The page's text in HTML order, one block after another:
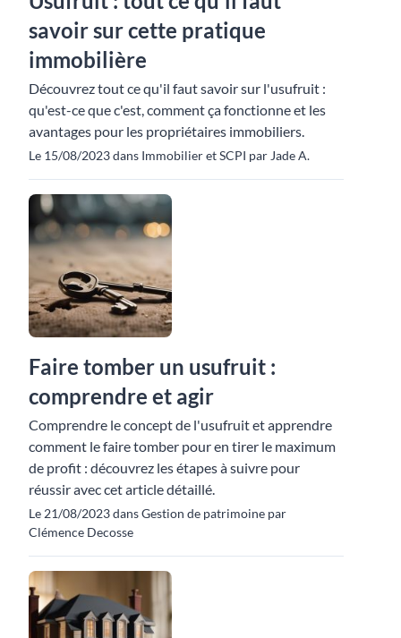
savoir sur cette pratique
immobilière
Découvrez tout ce qu'il faut savoir sur l'usufruit :
qu'est-ce que c'est, comment ça fonctionne et les
avantages pour les propriétaires immobiliers.
Le 15/08/2023 dans Immobilier et SCPI par Jade A.
Faire tomber un usufruit :
comprendre et agir
Comprendre le concept de l'usufruit et apprendre
comment le faire tomber pour en tirer le maximum
de profit : découvrez les étapes à suivre pour
réussir avec cet article détaillé.
Le 21/08/2023 dans Gestion de patrimoine par
Clémence Decosse